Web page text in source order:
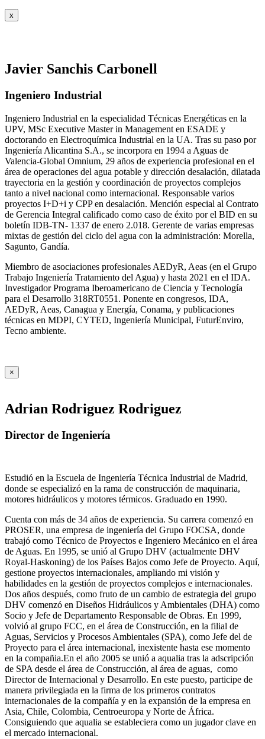
x
Javier Sanchis Carbonell
Ingeniero Industrial
Ingeniero Industrial en la especialidad Técnicas Energéticas en la
UPV, MSc Executive Master in Management en ESADE y
doctorando en Electroquímica Industrial en la UA. Tras su paso por
Ingeniería Alicantina S.A., se incorpora en 1994 a Aguas de
Valencia-Global Omnium, 29 años de experiencia profesional en el
área de operaciones del agua potable y dirección desalación, dilatada
trayectoria en la gestión y coordinación de proyectos complejos
tanto a nivel nacional como internacional. Responsable varios
proyectos I+D+i y CPP en desalación. Mención especial al Contrato
de Gerencia Integral calificado como caso de éxito por el BID en su
boletín IDB-TN- 1337 de enero 2.018. Gerente de varias empresas
mixtas de gestión del ciclo del agua con la administración: Morella,
Sagunto, Gandía.
Miembro de asociaciones profesionales AEDyR, Aeas (en el Grupo
Trabajo Ingeniería Tratamiento del Agua) y hasta 2021 en el IDA.
Investigador Programa Iberoamericano de Ciencia y Tecnología
para el Desarrollo 318RT0551. Ponente en congresos, IDA,
AEDyR, Aeas, Canagua y Energía, Conama, y publicaciones
técnicas en MDPI, CYTED, Ingeniería Municipal, FuturEnviro,
Tecno ambiente.
×
Adrian Rodriguez Rodriguez
Director de Ingeniería
Estudió en la Escuela de Ingeniería Técnica Industrial de Madrid,
donde se especializó en la rama de construcción de maquinaria,
motores hidráulicos y motores térmicos. Graduado en 1990.
Cuenta con más de 34 años de experiencia. Su carrera comenzó en
PROSER, una empresa de ingeniería del Grupo FOCSA, donde
trabajó como Técnico de Proyectos e Ingeniero Mecánico en el área
de Aguas. En 1995, se unió al Grupo DHV (actualmente DHV
Royal-Haskoning) de los Países Bajos como Jefe de Proyecto. Aquí,
gestione proyectos internacionales, ampliando mi visión y
habilidades en la gestión de proyectos complejos e internacionales.
Dos años después, como fruto de un cambio de estrategia del grupo
DHV comenzó en Diseños Hidráulicos y Ambientales (DHA) como
Socio y Jefe de Departamento Responsable de Obras. En 1999,
volvió al grupo FCC, en el área de Construcción, en la filial de
Aguas, Servicios y Procesos Ambientales (SPA), como Jefe del de
Proyecto para el área internacional, inexistente hasta ese momento
en la compañia.En el año 2005 se unió a aqualia tras la adscripción
de SPA desde el área de Construcción, al área de aguas, como
Director de Internacional y Desarrollo. En este puesto, participe de
manera privilegiada en la firma de los primeros contratos
internacionales de la compañía y en la expansión de la empresa en
Asia, Chile, Colombia, Centroeuropa y Norte de África.
Consiguiendo que aqualia se estableciera como un jugador clave en
el mercado internacional.